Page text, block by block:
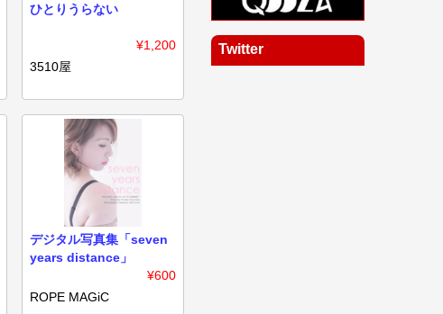
ひとりうらない
¥1,200
3510屋
デジタル写真集「seven
years distance」
¥600
ROPE MAGiC
Twitter